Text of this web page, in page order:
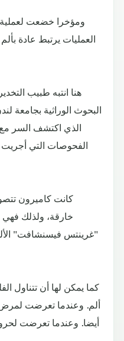
ومؤخرا خضعت لعملية
العمليات يرتبط عادة
هنا انتبه طبيب
البحوث الوراثية بجامعة
الذي اكتشف السر مع
الفحوصات التي أجريت
كانت كاميرون
خارقة، ولذلك فهي
"غرينتس فيسنشافت"
كما يمكن لها أن تتناول
ألم. وعندما تعرضت
أيضا. وعندما تعرضت